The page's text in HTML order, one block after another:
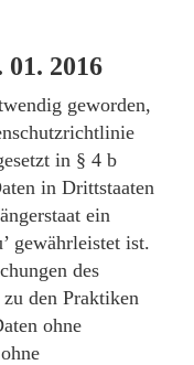
2016
geworden,
in § 4 b
in Drittstaaten
ein
gewährleistet ist.
des
den Praktiken
ohne